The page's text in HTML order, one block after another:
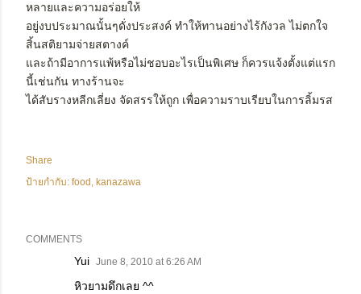
หลายและความอร่อยให้
อยู่งบประมาณนั้นๆดั่งประสงค์ ทำให้ทานอย่างไร้กังวล ไม่ตกใจ
สิ้นสติยามจ่ายสตางค์
และถ้ามีอาการแพ้หรือไม่ชอบอะไรเป็นพิเศษ ก็ควรแจ้งตั้งแต่แรก
นี้เช่นกัน ทางร้านจะ
ได้สับรางหลีกเลี่ยง จัดสรรให้ถูก เพื่อความราบเรียบในการลิ้มรส
Share
ป้ายกำกับ: food kanazawa
COMMENTS
Yui June 8, 2010 at 6:26 AM
หิวยามดึกเลย ^^